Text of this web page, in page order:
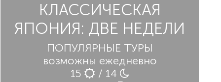
КЛАССИЧЕСКАЯ
ЯПОНИЯ: ДВЕ НЕДЕЛИ
ПОПУЛЯРНЫЕ ТУРЫ
возможны ежедневно
15
/ 14